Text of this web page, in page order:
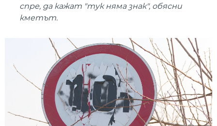
спре, да кажат "тук няма знак", обясни
кметът.